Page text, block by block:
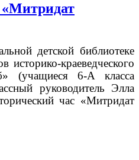
детской библиотеке
историко-краеведческого
(учащиеся 6-А класса
руководитель Элла
час «Митридат